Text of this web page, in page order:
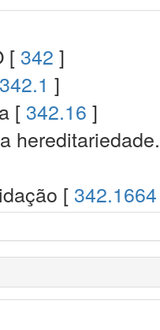
[ 342 ]
342.1 ]
[ 342.16 ]
[ 342.1664